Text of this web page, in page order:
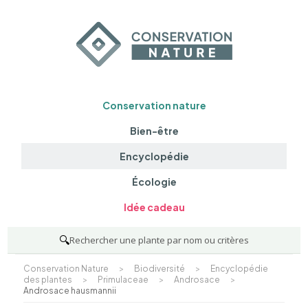
Conservation nature
Bien-être
Encyclopédie
Écologie
Idée cadeau
🔍Rechercher une plante par nom ou critères
Conservation Nature > Biodiversité >
Encyclopédie
des plantes
> Primulaceae > Androsace
>
Androsace hausmannii